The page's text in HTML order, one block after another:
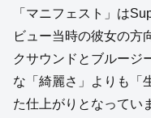
「マニフェスト」は
ビュー当時の彼女の方
クサウンドとブルージ
な「綺麗さ」よりも「
た仕上がりとなってい